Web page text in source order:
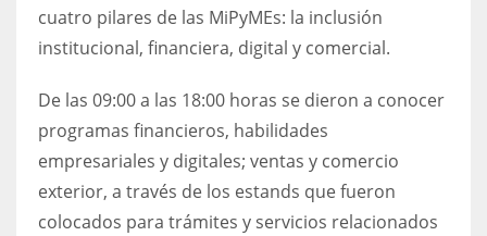
cuatro pilares de las MiPyMEs: la inclusión
institucional, financiera, digital y comercial.
De las 09:00 a las 18:00 horas se dieron a conocer
programas financieros, habilidades
empresariales y digitales; ventas y comercio
exterior, a través de los estands que fueron
colocados para trámites y servicios relacionados